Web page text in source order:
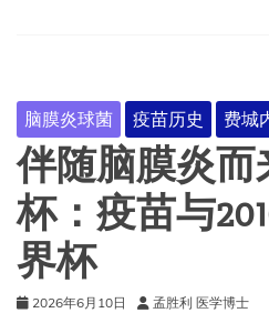
新
冠
疫
脑膜炎球菌 疫苗历史 费城
伴随脑膜炎而
杯：疫苗与
界杯
2026年6月10日 孟胜利 医学博士